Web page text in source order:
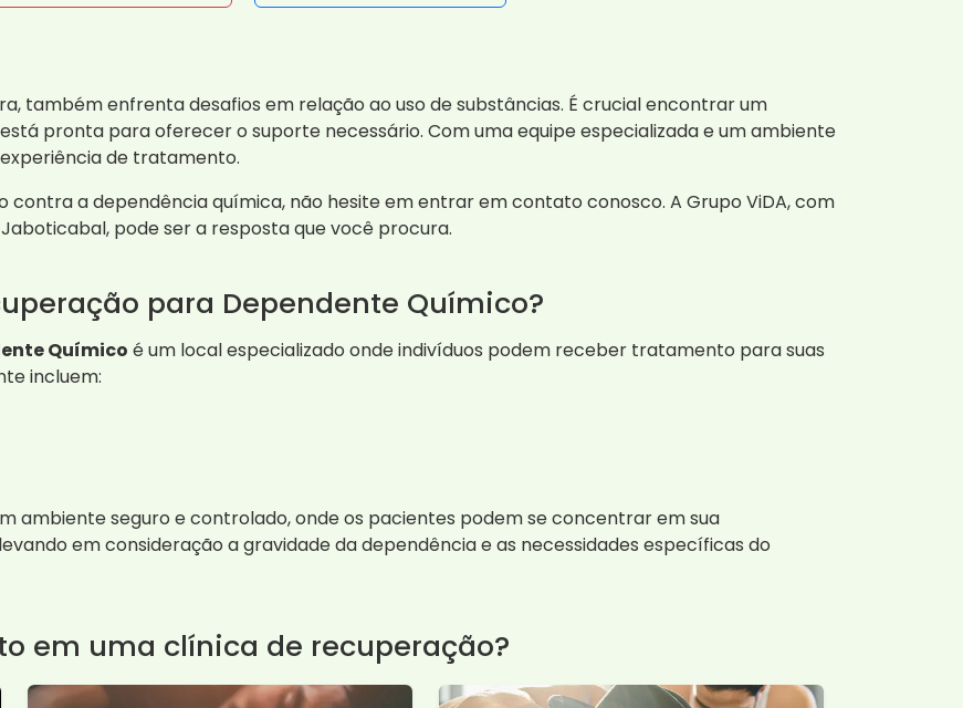
também enfrenta desafios em relação ao uso de substâncias. É crucial encontrar um
pronta para oferecer o suporte necessário. Com uma equipe especializada e um ambiente
de tratamento.
contra a dependência química, não hesite em entrar em contato conosco. A Grupo ViDA, com
pode ser a resposta que você procura.
para Dependente Químico?
Químico é um local especializado onde indivíduos podem receber tratamento para suas
incluem:
ambiente seguro e controlado, onde os pacientes podem se concentrar em sua
em consideração a gravidade da dependência e as necessidades específicas do
em uma clínica de recuperação?